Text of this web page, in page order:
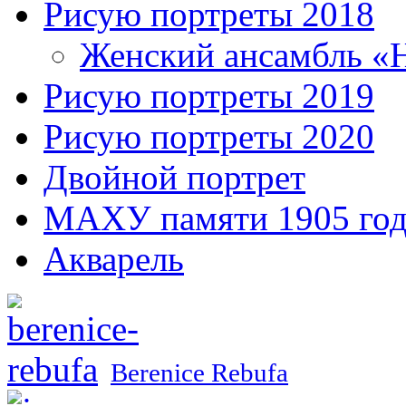
Рисую портреты 2018
Женский ансамбль
Рисую портреты 2019
Рисую портреты 2020
Двойной портрет
МАХУ памяти 1905
Акварель
Berenice Rebufa